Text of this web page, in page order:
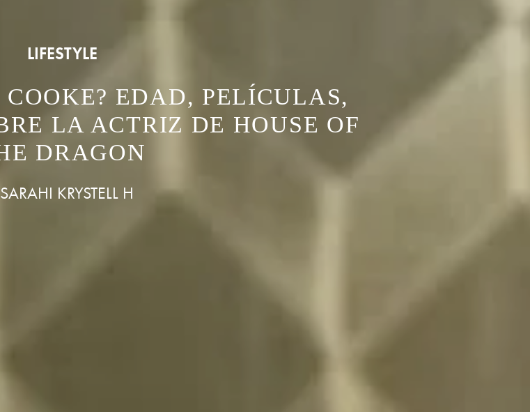
LIFESTYLE
EDAD, PELÍCULAS,
LA ACTRIZ DE HOUSE OF
DRAGON
SARAHI KRYSTELL H